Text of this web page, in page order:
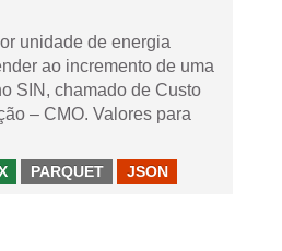
unidade de energia
ao incremento de uma
SIN, chamado de Custo
– CMO. Valores para
PARQUET JSON